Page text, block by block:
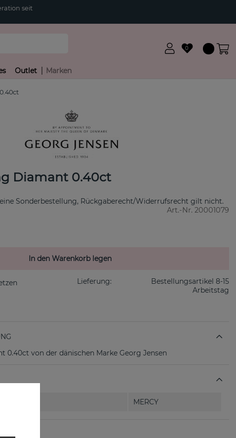
seit
0
Outlet Marken
Diamant 0.40ct
Sonderbestellung, Rückgaberecht/Widerrufsrecht gilt nicht.
Art.-Nr. 20001079
In den Warenkorb legen
Lieferung:
Bestellungsartikel 8-15
Arbeitstag
0.40ct von der dänischen Marke Georg Jensen
MERCY